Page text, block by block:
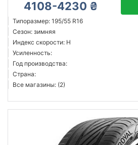
4108-4230 ₴
Типоразмер: 195/55 R16
Сезон: зимняя
Индекс скорости: H
Усиленность:
Год производства:
Страна:
Все магазины: (2)